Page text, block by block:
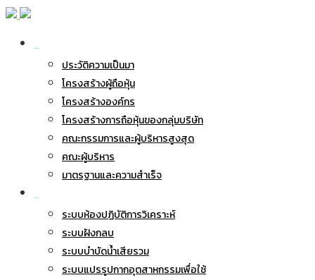
ประวัติความเป็นมา
โครงสร้างผู้ถือหุ้น
โครงสร้างองค์กร
โครงสร้างการถือหุ้นของกลุ่มบริษัท
คณะกรรมการและผู้บริหารสูงสุด
คณะผู้บริหาร
มาตรฐานและความสำเร็จ
ระบบห้องปฏิบัติการวิเคราะห์
ระบบฝังกลบ
ระบบบำบัดน้ำเสียรวม
ระบบแปรรูปกากอุตสาหกรรมเพื่อใช้